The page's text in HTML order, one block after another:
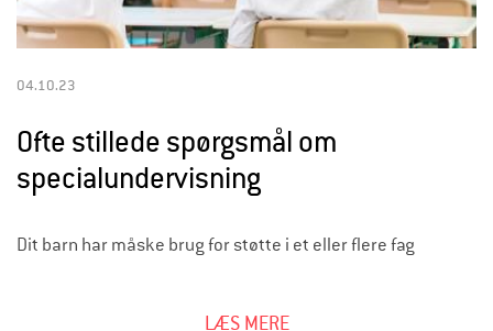
04.10.23
Ofte stillede spørgsmål om
specialundervisning
Dit barn har måske brug for støtte i et eller flere fag
LÆS MERE